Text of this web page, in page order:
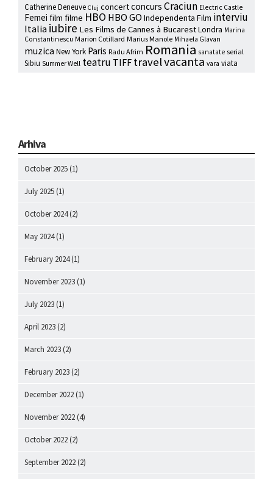
Catherine Deneuve Cluj concertconcurs Craciun Electric Castle
Femei film filme HBO HBO GO Independenta Film interviu
Italiaiubire Les Films de Cannes à BucarestLondra Marina
Constantinescu Marion Cotillard Marius Manole Mihaela Glavan
muzica New York Paris Radu Afrim Romania sanatate serial
Sibiu Summer Well teatru TIFF travelvacanta vara viata
Arhiva
October 2025 (1)
July 2025 (1)
October 2024(2)
May 2024(1)
February 2024(1)
November 2023 (1)
July 2023 (1)
April 2023 (2)
March 2023 (2)
February 2023 (2)
December 2022 (1)
November 2022 (4)
October 2022 (2)
September 2022 (2)